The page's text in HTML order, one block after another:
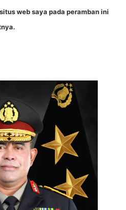
web saya pada peramban ini